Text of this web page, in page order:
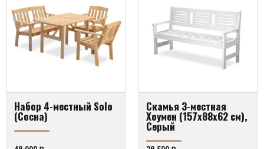
Набор 4-местный Solo
(Сосна)
Скамья 3-местная
Хоумен (157х88х62 см),
Серый